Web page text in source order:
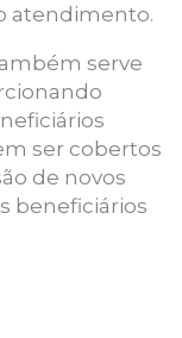
atendimento.
serve
ser cobertos
de novos
beneficiários